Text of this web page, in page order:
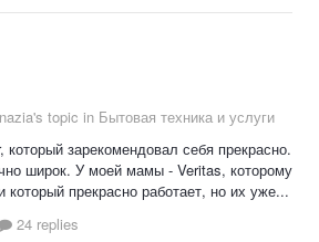
topic in Бытовая техника и услуги
зарекомендовал себя прекрасно.
широк. У моей мамы - Veritas, которому
который прекрасно работает, но их уже...
24 replies